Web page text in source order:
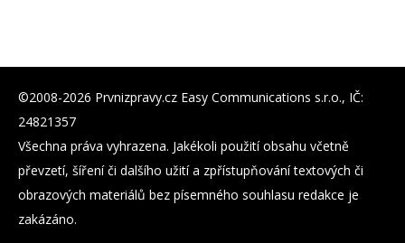
©2008-2026 Prvnizpravy.cz Easy Communications s.r.o., IČ:
24821357
Všechna práva vyhrazena. Jakékoli použití obsahu včetně
převzetí, šíření či dalšího užití a zpřístupňování textových či
obrazových materiálů bez písemného souhlasu redakce je
zakázáno.